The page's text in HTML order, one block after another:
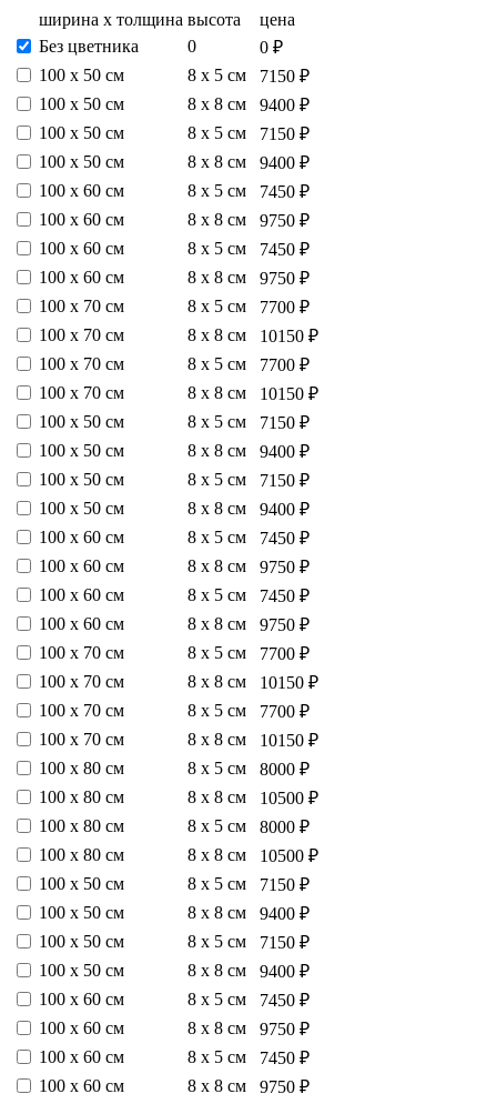
ширина х толщина высота
цена
Без цветника
0
0 ₽
100 х 50 см
8 х 5 см
7150 ₽
100 х 50 см
8 х 8 см
9400 ₽
100 х 50 см
8 х 5 см
7150 ₽
100 х 50 см
8 х 8 см
9400 ₽
100 х 60 см
8 х 5 см
7450 ₽
100 х 60 см
8 х 8 см
9750 ₽
100 х 60 см
8 х 5 см
7450 ₽
100 х 60 см
8 х 8 см
9750 ₽
100 х 70 см
8 х 5 см
7700 ₽
100 х 70 см
8 х 8 см
10150 ₽
100 х 70 см
8 х 5 см
7700 ₽
100 х 70 см
8 х 8 см
10150 ₽
100 х 50 см
8 х 5 см
7150 ₽
100 х 50 см
8 х 8 см
9400 ₽
100 х 50 см
8 х 5 см
7150 ₽
100 х 50 см
8 х 8 см
9400 ₽
100 х 60 см
8 х 5 см
7450 ₽
100 х 60 см
8 х 8 см
9750 ₽
100 х 60 см
8 х 5 см
7450 ₽
100 х 60 см
8 х 8 см
9750 ₽
100 х 70 см
8 х 5 см
7700 ₽
100 х 70 см
8 х 8 см
10150 ₽
100 х 70 см
8 х 5 см
7700 ₽
100 х 70 см
8 х 8 см
10150 ₽
100 х 80 см
8 х 5 см
8000 ₽
100 х 80 см
8 х 8 см
10500 ₽
100 х 80 см
8 х 5 см
8000 ₽
100 х 80 см
8 х 8 см
10500 ₽
100 х 50 см
8 х 5 см
7150 ₽
100 х 50 см
8 х 8 см
9400 ₽
100 х 50 см
8 х 5 см
7150 ₽
100 х 50 см
8 х 8 см
9400 ₽
100 х 60 см
8 х 5 см
7450 ₽
100 х 60 см
8 х 8 см
9750 ₽
100 х 60 см
8 х 5 см
7450 ₽
100 х 60 см
8 х 8 см
9750 ₽